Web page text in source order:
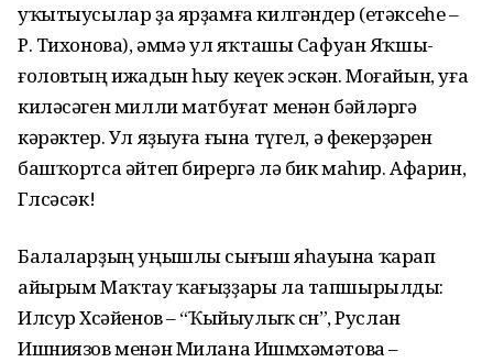
уҡы­тыусылар ҙа ярҙамға килгән­дер (етәксеһе –
Р. Тихонова), әммә ул яҡташы Сафуан Яҡшы­
ғоловтың ижадын һыу кеүек эскән. Моғайын, уға
киләсәген милли матбуғат менән бәйләргә
кәрәктер. Ул яҙыуға ғына түгел, ә фекерҙәрен
башҡортса әйтеп бирергә лә бик маһир. Афарин,
Гөлсәсәк!
Балаларҙың уңышлы сығыш яһауына ҡарап
айырым Маҡтау ҡағыҙҙары ла тапшырылды:
Илсур Хөсәйенов – “Ҡыйыулыҡ өсөн”, Рус­лан
Ишниязов менән Милана Ишмөхәмәтова –